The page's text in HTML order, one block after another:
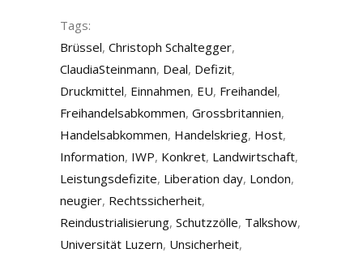
Tags:
Brüssel, Christoph Schaltegger,
ClaudiaSteinmann, Deal, Defizit,
Druckmittel, Einnahmen, EU, Freihandel,
Freihandelsabkommen, Grossbritannien,
Handelsabkommen, Handelskrieg, Host,
Information, IWP, Konkret, Landwirtschaft,
Leistungsdefizite, Liberation day, London,
neugier, Rechtssicherheit,
Reindustrialisierung, Schutzzölle, Talkshow,
Universität Luzern, Unsicherheit,